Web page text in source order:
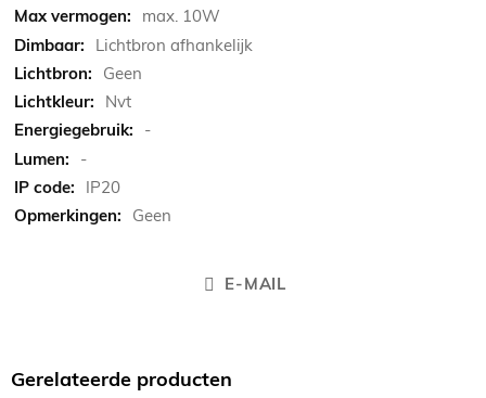
max. 10W
Lichtbron afhankelijk
Geen
Nvt
-
-
IP20
Geen
E-MAIL
Gerelateerde producten